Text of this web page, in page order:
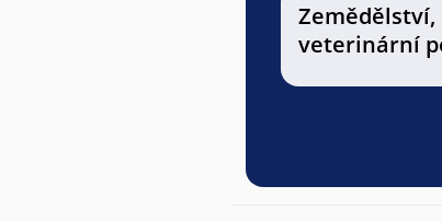
veterinární